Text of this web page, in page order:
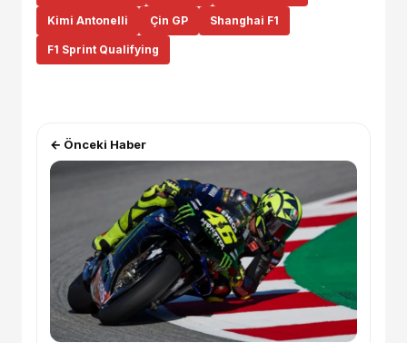
Kimi Antonelli Çin GP Shanghai F1
F1 Sprint Qualifying
← Önceki Haber